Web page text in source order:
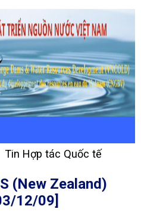
Tin Hợp tác Quốc tế
(New Zealand)
12/09]